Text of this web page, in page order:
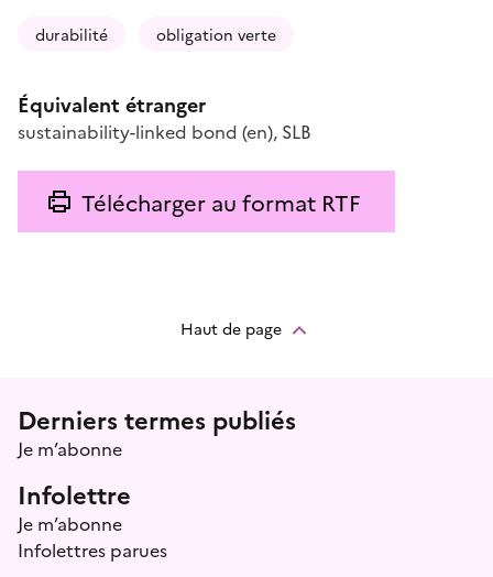
durabilité obligation verte
Équivalent étranger
sustainability-linked bond (en), SLB
Télécharger au format RTF
Haut de page
Menu prefooter
Derniers termes publiés
Je m’abonne
Infolettre
Je m’abonne
Infolettres parues